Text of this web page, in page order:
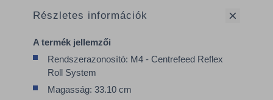
Részletes információk
A termék jellemzői
Rendszerazonosító: M4 - Centrefeed Reflex
Roll System
Magasság: 33.10 cm